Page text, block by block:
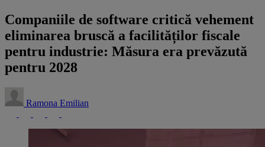
Companiile de software critică vehement
eliminarea bruscă a facilităților fiscale
pentru industrie: Măsura era prevăzută
pentru 2028
Ramona Emilian